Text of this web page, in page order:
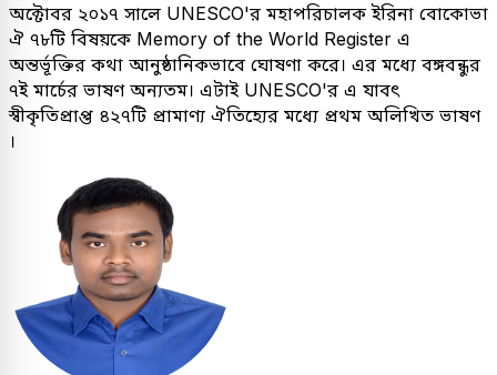
অক্টোবর ২০১৭ সালে UNESCO'র মহাপরিচালক ইরিনা বোকোভা
ঐ ৭৮টি বিষয়কে Memory of the World Register এ
অন্তর্ভূক্তির কথা আনুষ্ঠানিকভাবে ঘোষণা করে। এর মধ্যে বঙ্গবন্ধুর
৭ই মার্চের ভাষণ অন্যতম। এটাই UNESCO'র এ যাবৎ
স্বীকৃতিপ্রাপ্ত ৪২৭টি প্রামাণ্য ঐতিহ্যের মধ্যে প্রথম অলিখিত ভাষণ
।